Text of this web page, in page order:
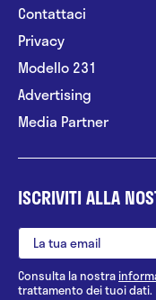
Contattaci
Privacy
Modello 231
Advertising
Media Partner
ISCRIVITI ALLA
Consulta la nostra
trattamento dei tuoi dati.